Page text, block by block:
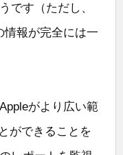
です（ただし、
情報が完全には一
がより広い範
ができることを